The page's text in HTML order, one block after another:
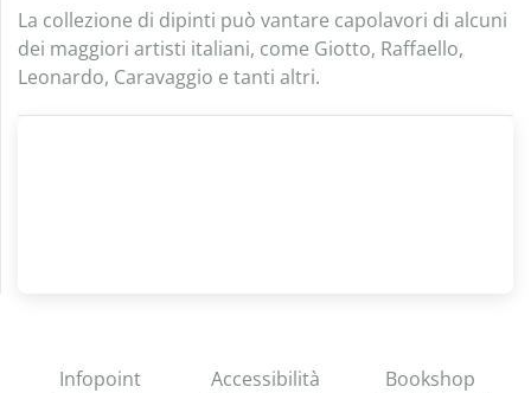
La collezione di dipinti può vantare capolavori di alcuni
dei maggiori artisti italiani, come Giotto, Raffaello,
Leonardo, Caravaggio e tanti altri.
Infopoint Accessibilità
Bookshop